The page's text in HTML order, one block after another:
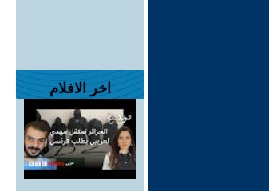
اخر الافلام